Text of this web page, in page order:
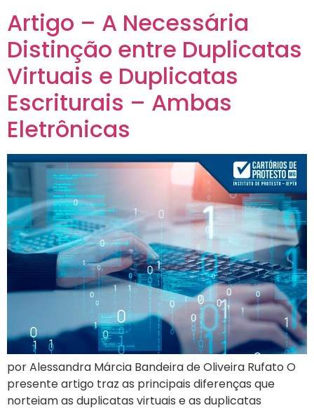
Artigo – A Necessária
Distinção entre Duplicatas
Virtuais e Duplicatas
Escriturais – Ambas
Eletrônicas
por Alessandra Márcia Bandeira de Oliveira Rufato O
presente artigo traz as principais diferenças que
norteiam as duplicatas virtuais e as duplicatas